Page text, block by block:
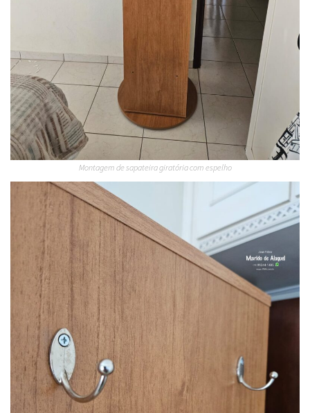
Montagem de sapateira giratória com espelho